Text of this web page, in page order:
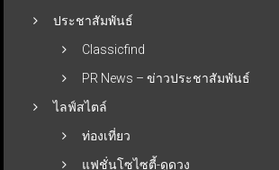
ประชาสัมพันธ์
Classicfind
PR News – ข่าวประชาสัมพันธ์
ไลฟ์สไตล์
ท่องเที่ยว
แฟชั่นโซไซตี้-ดูดวง